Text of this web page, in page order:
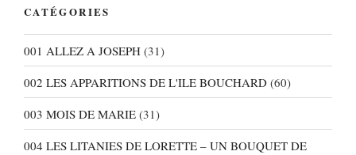
CATÉGORIES
001 ALLEZ A JOSEPH (31)
002 LES APPARITIONS DE L'ILE BOUCHARD (60)
003 MOIS DE MARIE (31)
004 LES LITANIES DE LORETTE – UN BOUQUET DE